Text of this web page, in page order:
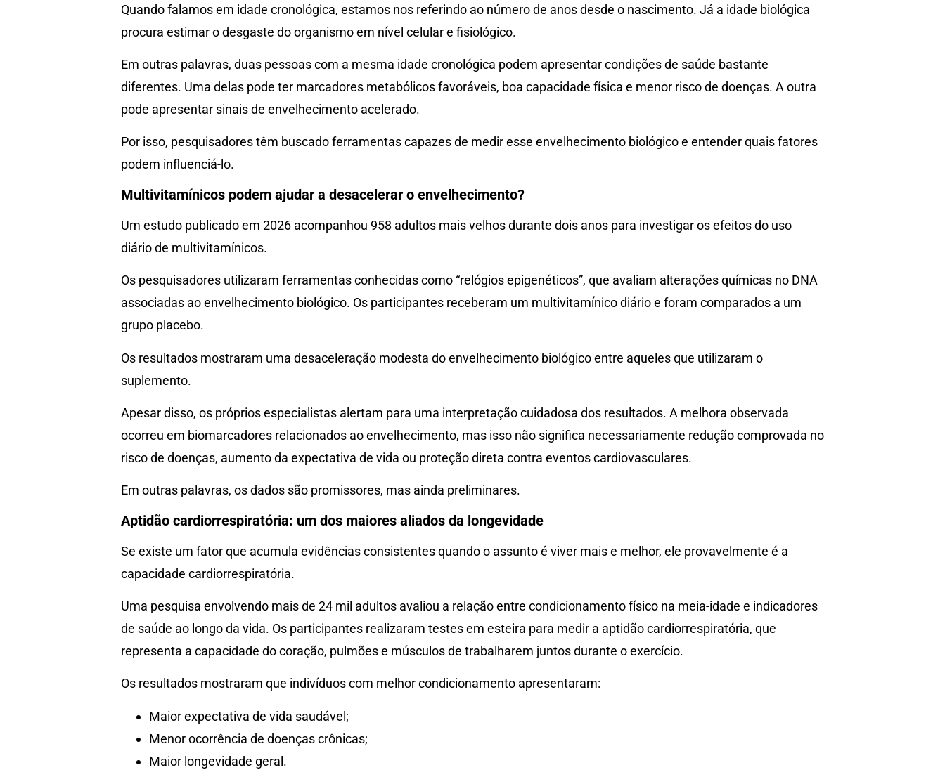
Quando falamos em idade cronológica, estamos nos referindo ao número de anos desde o nascimento. Já a idade biológica
procura estimar o desgaste do organismo em nível celular e fisiológico.
Em outras palavras, duas pessoas com a mesma idade cronológica podem apresentar condições de saúde bastante
diferentes. Uma delas pode ter marcadores metabólicos favoráveis, boa capacidade física e menor risco de doenças. A outra
pode apresentar sinais de envelhecimento acelerado.
Por isso, pesquisadores têm buscado ferramentas capazes de medir esse envelhecimento biológico e entender quais fatores
podem influenciá-lo.
Multivitamínicos podem ajudar a desacelerar o envelhecimento?
Um estudo publicado em 2026 acompanhou 958 adultos mais velhos durante dois anos para investigar os efeitos do uso
diário de multivitamínicos.
Os pesquisadores utilizaram ferramentas conhecidas como “relógios epigenéticos”, que avaliam alterações químicas no DNA
associadas ao envelhecimento biológico. Os participantes receberam um multivitamínico diário e foram comparados a um
grupo placebo.
Os resultados mostraram uma desaceleração modesta do envelhecimento biológico entre aqueles que utilizaram o
suplemento.
Apesar disso, os próprios especialistas alertam para uma interpretação cuidadosa dos resultados. A melhora observada
ocorreu em biomarcadores relacionados ao envelhecimento, mas isso não significa necessariamente redução comprovada no
risco de doenças, aumento da expectativa de vida ou proteção direta contra eventos cardiovasculares.
Em outras palavras, os dados são promissores, mas ainda preliminares.
Aptidão cardiorrespiratória: um dos maiores aliados da longevidade
Se existe um fator que acumula evidências consistentes quando o assunto é viver mais e melhor, ele provavelmente é a
capacidade cardiorrespiratória.
Uma pesquisa envolvendo mais de 24 mil adultos avaliou a relação entre condicionamento físico na meia-idade e indicadores
de saúde ao longo da vida. Os participantes realizaram testes em esteira para medir a aptidão cardiorrespiratória, que
representa a capacidade do coração, pulmões e músculos de trabalharem juntos durante o exercício.
Os resultados mostraram que indivíduos com melhor condicionamento apresentaram:
Maior expectativa de vida saudável;
Menor ocorrência de doenças crônicas;
Maior longevidade geral.